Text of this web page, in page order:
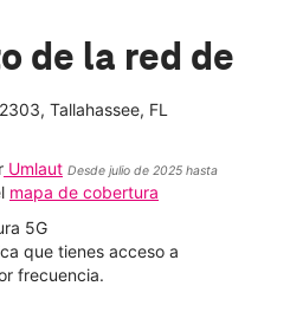
de la red de
, Tallahassee, FL
Umlaut Desde julio de 2025 hasta
mapa de cobertura
5G
descargas más rápidas y
problemas.